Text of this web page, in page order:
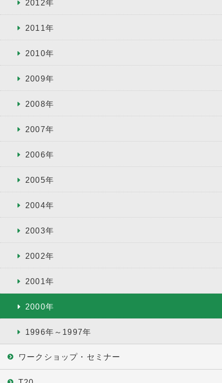
2012年
2011年
2010年
2009年
2008年
2007年
2006年
2005年
2004年
2003年
2002年
2001年
2000年
1996年～1997年
ワークショップ・セミナー